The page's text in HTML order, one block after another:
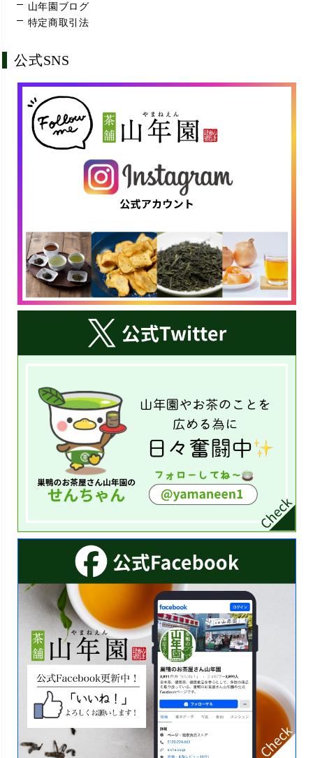
山年園ブログ
特定商取引法
公式SNS